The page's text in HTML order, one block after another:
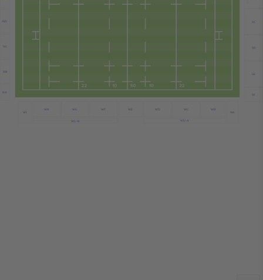
SC
SF
SE
SD
WA
WB
WC
WD
WE
WF
WG
WH
WI
WU-B WU-A
NA
NB
ND
NC